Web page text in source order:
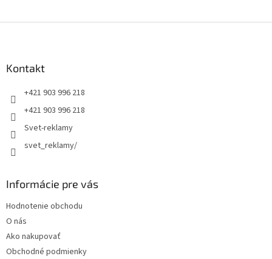
Kontakt
+421 903 996 218
+421 903 996 218
Svet-reklamy
svet_reklamy/
Informácie pre vás
Hodnotenie obchodu
O nás
Ako nakupovať
Obchodné podmienky